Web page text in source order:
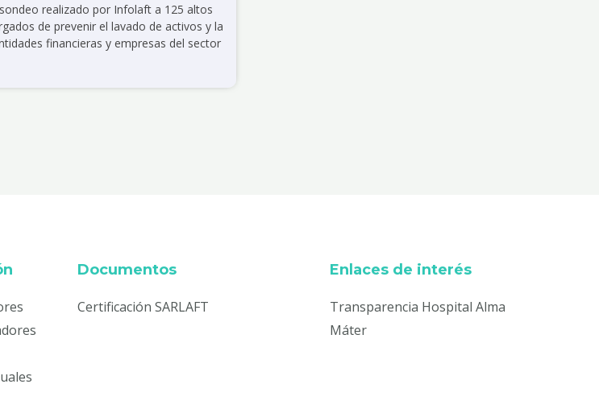
realizado por Infolaft a 125 altos
de prevenir el lavado de activos y la
financieras y empresas del sector
Documentos
Certificación SARLAFT
Enlaces de interés
Transparencia Hospital Alma
Máter